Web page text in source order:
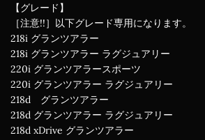
【グレード】
［注意!!］以下グレード専用になります。
218i グランツアラー
218i グランツアラー ラグジュアリー
220i グランツアラースポーツ
220i グランツアラー ラグジュアリー
218d グランツアラー
218d グランツアラー ラグジュアリー
218d xDrive グランツアラー